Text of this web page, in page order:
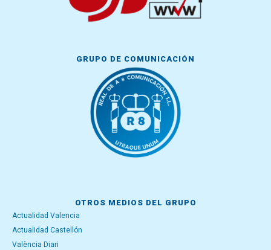
GRUPO DE COMUNICACIÓN
OTROS MEDIOS DEL GRUPO
Actualidad Valencia
Actualidad Castellón
València Diari